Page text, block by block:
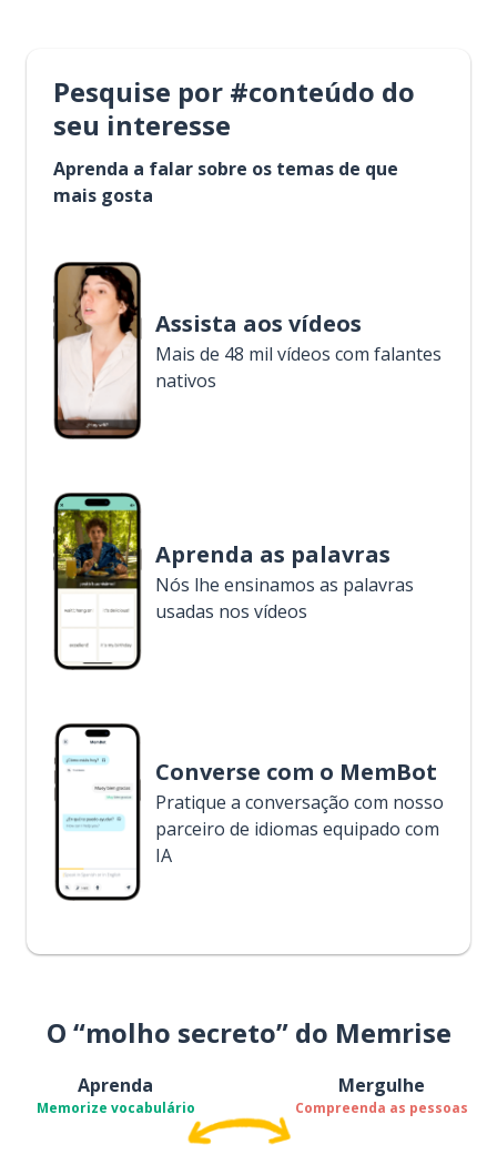
Pesquise por #conteúdo do
seu interesse
Aprenda a falar sobre os temas de que
mais gosta
Assista aos vídeos
Mais de 48 mil vídeos com falantes
nativos
Aprenda as palavras
Nós lhe ensinamos as palavras
usadas nos vídeos
Converse com o MemBot
Pratique a conversação com nosso
parceiro de idiomas equipado com
IA
O “molho secreto” do Memrise
Aprenda
Memorize vocabulário
Mergulhe
Compreenda as pessoas